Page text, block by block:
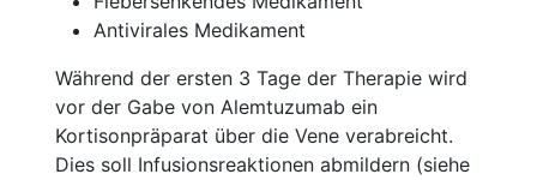
Antivirales Medikament
Während der ersten 3 Tage der Therapie wird
vor der Gabe von Alemtuzumab ein
Kortisonpräparat über die Vene verabreicht.
Dies soll Infusionsreaktionen abmildern (siehe